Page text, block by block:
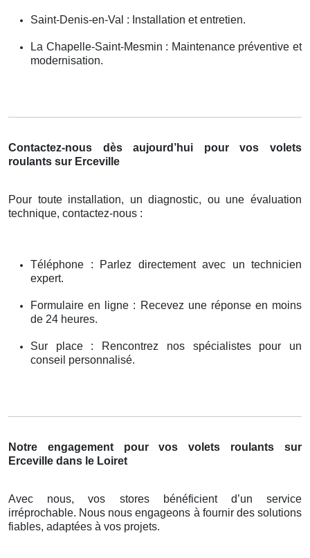
Saint-Denis-en-Val : Installation et entretien.
La Chapelle-Saint-Mesmin : Maintenance préventive et
modernisation.
Contactez-nous dès aujourd’hui pour vos volets
roulants sur Erceville
Pour toute installation, un diagnostic, ou une évaluation
technique, contactez-nous :
Téléphone : Parlez directement avec un technicien
expert.
Formulaire en ligne : Recevez une réponse en moins
de 24 heures.
Sur place : Rencontrez nos spécialistes pour un
conseil personnalisé.
Notre engagement pour vos volets roulants sur
Erceville dans le Loiret
Avec nous, vos stores bénéficient d’un service
irréprochable. Nous nous engageons à fournir des solutions
fiables, adaptées à vos projets.